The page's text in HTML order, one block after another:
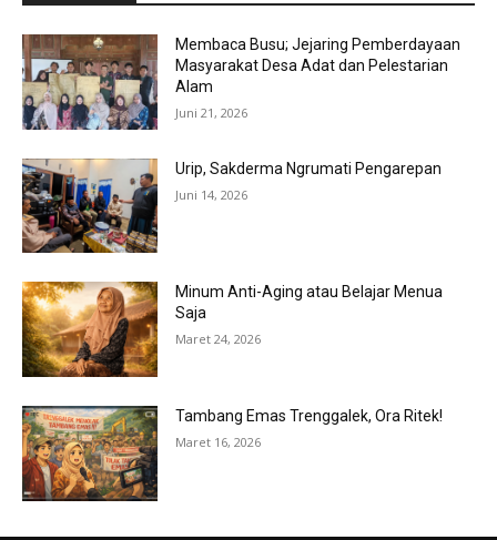
Membaca Busu; Jejaring Pemberdayaan
Masyarakat Desa Adat dan Pelestarian
Alam
Juni 21, 2026
Urip, Sakderma Ngrumati Pengarepan
Juni 14, 2026
Minum Anti-Aging atau Belajar Menua
Saja
Maret 24, 2026
Tambang Emas Trenggalek, Ora Ritek!
Maret 16, 2026